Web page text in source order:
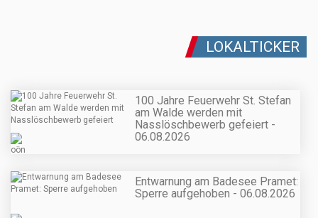
LOKALTICKER
100 Jahre Feuerwehr St. Stefan
am Walde werden mit
Nasslöschbewerb gefeiert -
06.08.2026
Entwarnung am Badesee Pramet:
Sperre aufgehoben - 06.08.2026